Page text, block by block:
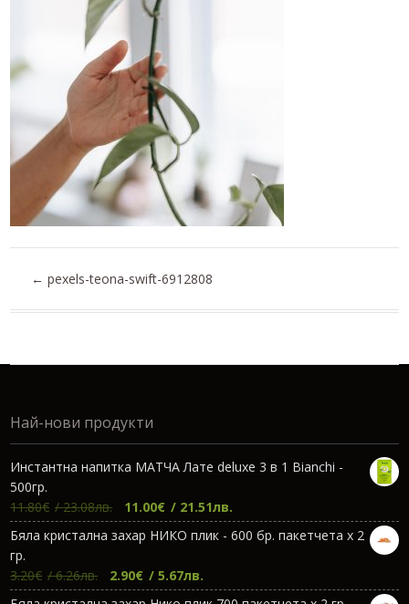
← pexels-teona-swift-6912808
Най-нови продукти
Инстантна напитка МАТЧА Лате deluxe 3 в 1 Bianchi -
500гр.
11.80€ / 23.08лв.
Original
price
was:
11.00€ / 21.51лв.
цена
е:
Бяла кристална захар НИКО плик - 600 бр. пакетчета х 2
гр.
3.20€ / 6.26лв.
Original
price
2.90€ / 5.67лв.
цена